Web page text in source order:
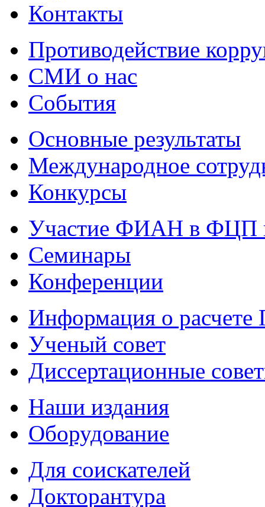
Контакты
Противодействие
СМИ о нас
События
Основные результаты
Международное
Конкурсы
Участие ФИАН в ФЦП
Семинары
Конференции
Информация о
Ученый совет
Диссертационные
Наши издания
Оборудование
Для соискателей
Докторантура